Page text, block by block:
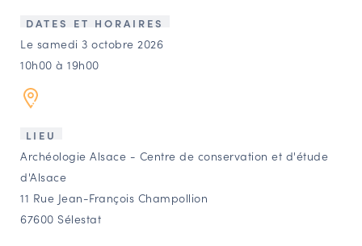
CONTACT
Agenda
Annuaire
Ressources
OFFRES D’EMPLOI ET DE STAGE
DATES ET HORAIRES
Le samedi 3 octobre 2026
10h00 à 19h00
LIEU
Archéologie Alsace - Centre de conservation et d'étude
d'Alsace
11 Rue Jean-François Champollion
67600 Sélestat